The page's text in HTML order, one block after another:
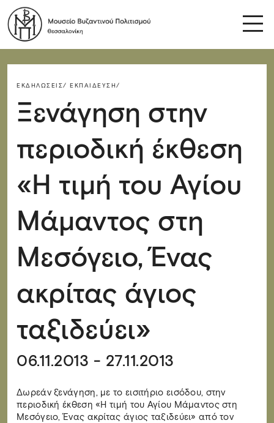
ΕΚΔΗΛΏΣΕΙΣ/ ΕΚΠΑΊΔΕΥΣΗ/
Ξενάγηση στην
περιοδική έκθεση
«Η τιμή του Αγίου
Μάμαντος στη
Μεσόγειο, Ένας
ακρίτας άγιος
ταξιδεύει»
06.11.2013 - 27.11.2013
Δωρεάν ξενάγηση, με το εισιτήριο εισόδου, στην
περιοδική έκθεση «Η τιμή του Αγίου Μάμαντος στη
Μεσόγειο, Ένας ακρίτας άγιος ταξιδεύει» από τον